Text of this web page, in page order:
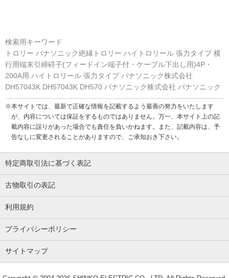
検索用キーワード
トロリー パナソニック絶縁トロリー ハイトロリール 張力タイプ 横
行用端末引締碍子(フィードイン端子付・ケーブル下出し用)4P・
200A用 ハイトロリール 張力タイプ パナソニック株式会社
DH57043K DH57043K DH570 パナソニック株式会社 パナソニック
※本サイトでは、最新で正確な情報を記載するよう最善の努力をいたします
が、内容については保証をするものではありません。万一、本サイト上の記
載内容に誤りがあった場合でも責任を負いかねます。また、記載内容は、予
告なしに変更されることがありますので、ご承知おき下さい。
特定商取引法に基づく表記
古物取引の表記
利用規約
プライバシーポリシー
サイトマップ